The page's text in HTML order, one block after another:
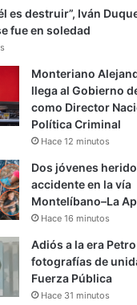
es destruir”, Iván
fue en soledad
Monteriano
llega al Gobierno
como Director
Política Criminal
Hace 12 minutos
Dos jóvenes
accidente en la vía
Montelíbano–La
Hace 16 minutos
Adiós a la era
fotografías de
Fuerza Pública
Hace 31 minutos